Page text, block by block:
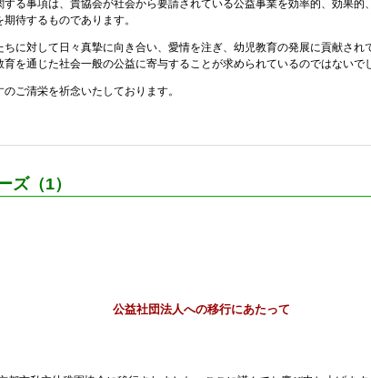
事項は、貴協会が社会から要請されている公益事業を効率的、効果的
待するものであります。
対して日々真摯に向き合い、愛情を注ぎ、幼児教育の発展に貢献され
を通じた社会一般の公益に寄与することが求められているのではないで
ご清栄を祈念いたしております。
ズ（1）
公益社団法人への移行にあたって